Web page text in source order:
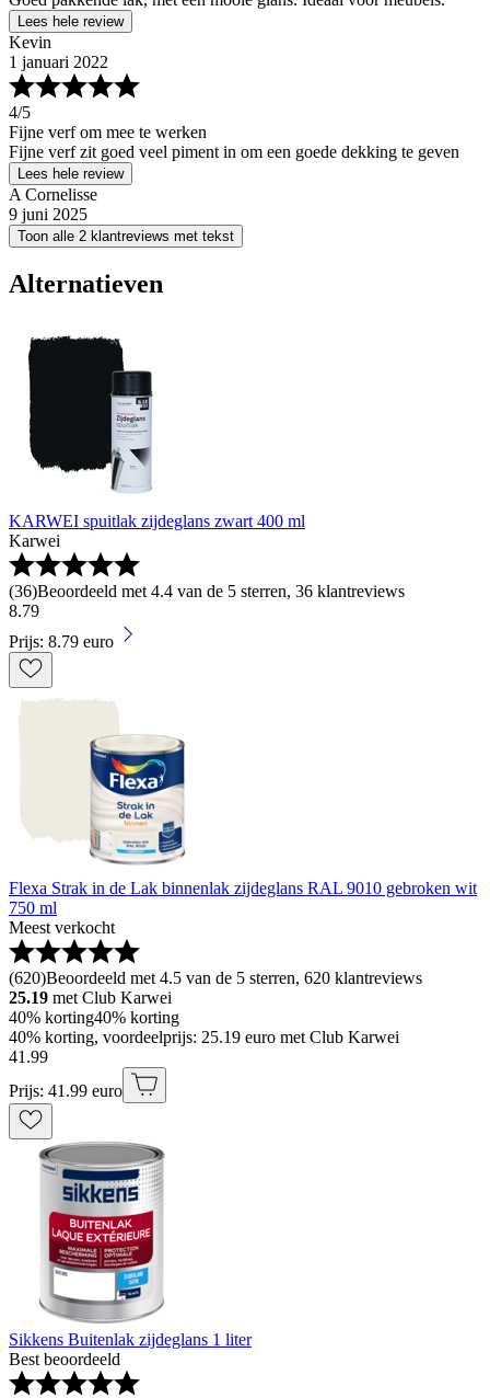
Lees hele review
Kevin
1 januari 2022
4/5
Fijne verf om mee te werken
Fijne verf zit goed veel piment in om een goede dekking te geven
Lees hele review
A Cornelisse
9 juni 2025
Toon alle 2 klantreviews met tekst
Alternatieven
KARWEI spuitlak zijdeglans zwart 400 ml
Karwei
(36)Beoordeeld met 4.4 van de 5 sterren, 36 klantreviews
8.79
Prijs: 8.79 euro
Flexa Strak in de Lak binnenlak zijdeglans RAL 9010 gebroken wit
750 ml
Meest verkocht
(620)Beoordeeld met 4.5 van de 5 sterren, 620 klantreviews
25.19 met Club Karwei
40% korting40% korting
40% korting, voordeelprijs: 25.19 euro met Club Karwei
41 .99
Prijs: 41.99 euro
Sikkens Buitenlak zijdeglans 1 liter
Best beoordeeld